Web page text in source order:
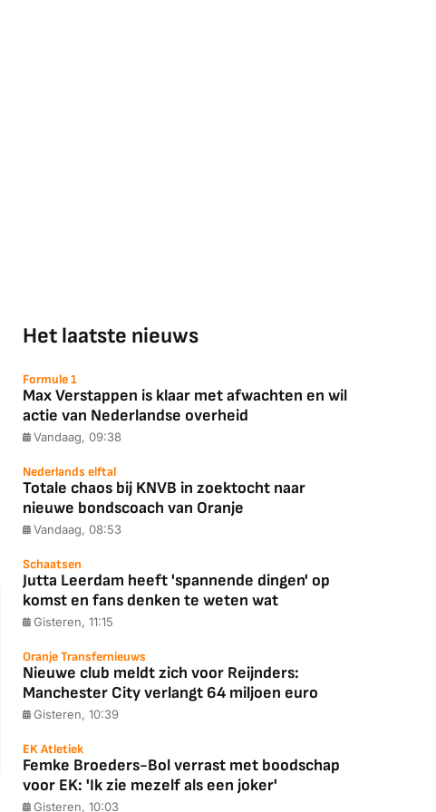
Het laatste nieuws
Formule 1
Max Verstappen is klaar met afwachten en wil
actie van Nederlandse overheid
Vandaag, 09:38
Nederlands elftal
Totale chaos bij KNVB in zoektocht naar
nieuwe bondscoach van Oranje
Vandaag, 08:53
Schaatsen
Jutta Leerdam heeft 'spannende dingen' op
komst en fans denken te weten wat
Gisteren, 11:15
Oranje Transfernieuws
Nieuwe club meldt zich voor Reijnders:
Manchester City verlangt 64 miljoen euro
Gisteren, 10:39
EK Atletiek
Femke Broeders-Bol verrast met boodschap
voor EK: 'Ik zie mezelf als een joker'
Gisteren, 10:03